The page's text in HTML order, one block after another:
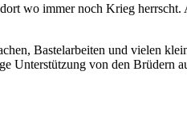
wo immer noch Krieg
Bastelarbeiten und vielen
Unterstützung von den